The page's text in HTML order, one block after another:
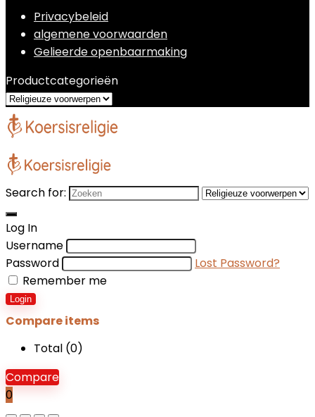
Privacybeleid
algemene voorwaarden
Gelieerde openbaarmaking
Productcategorieën
Search for:
Log In
Username
Password
Lost Password?
Remember me
Login
Compare items
Total (0)
Compare
0